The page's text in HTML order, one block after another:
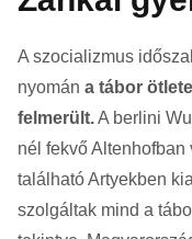
A szocializmus
nyomán a tábor
felmerült.A berlini
nél fekvő
található Artyekben
szolgáltak mind a